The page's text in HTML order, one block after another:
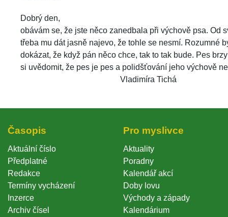
Dobrý den,
obávám se, že jste něco zanedbala při výchově psa. Od
třeba mu dát jasně najevo, že tohle se nesmí. Rozumné
dokázat, že když pán něco chce, tak to tak bude. Pes
i uvědomit, že pes je pes a polidšťování jeho výchově
Vladimíra Tichá
Časopi
Aktuální číslo
Předplatné
Redakce
Termíny vycházení
Inzerce
Archiv čísel
Pro myslivce
Aktuality
Poradny
Kalendář akcí
Doby lovu
Východy a západy
Kalendárium